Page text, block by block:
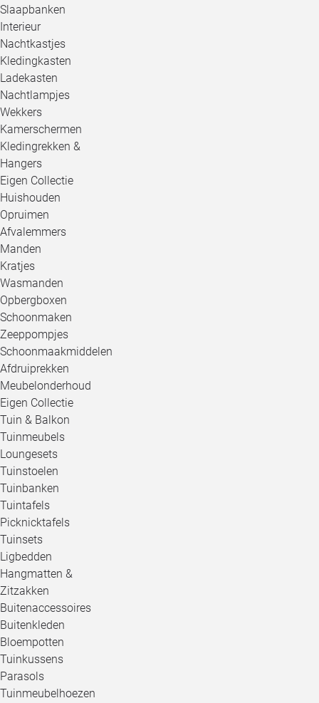
Slaapbanken
Interieur
Nachtkastjes
Kledingkasten
Ladekasten
Nachtlampjes
Wekkers
Kamerschermen
Kledingrekken &
Hangers
Eigen Collectie
Huishouden
Opruimen
Afvalemmers
Manden
Kratjes
Wasmanden
Opbergboxen
Schoonmaken
Zeeppompjes
Schoonmaakmiddelen
Afdruiprekken
Meubelonderhoud
Eigen Collectie
Tuin & Balkon
Tuinmeubels
Loungesets
Tuinstoelen
Tuinbanken
Tuintafels
Picknicktafels
Tuinsets
Ligbedden
Hangmatten &
Zitzakken
Buitenaccessoires
Buitenkleden
Bloempotten
Tuinkussens
Parasols
Tuinmeubelhoezen